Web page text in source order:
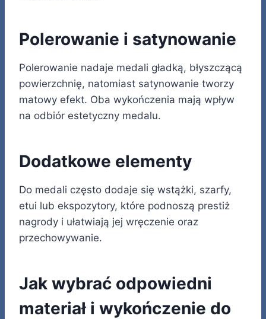
Polerowanie i satynowanie
Polerowanie nadaje medali gładką, błyszczącą
powierzchnię, natomiast satynowanie tworzy
matowy efekt. Oba wykończenia mają wpływ
na odbiór estetyczny medalu.
Dodatkowe elementy
Do medali często dodaje się wstążki, szarfy,
etui lub ekspozytory, które podnoszą prestiż
nagrody i ułatwiają jej wręczenie oraz
przechowywanie.
Jak wybrać odpowiedni
materiał i wykończenie do